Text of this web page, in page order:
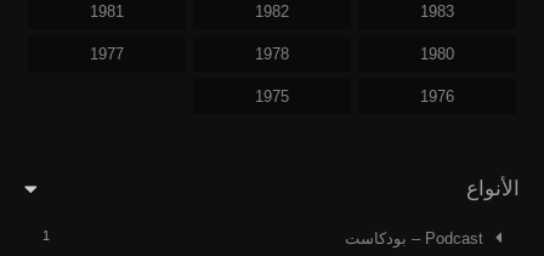
1983
1982
1981
1980
1978
1977
1976
1975
الأنواع
Podcast – بودكاست 1